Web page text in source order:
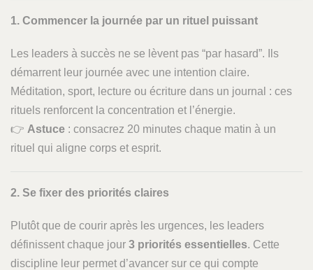
1. Commencer la journée par un rituel puissant
Les leaders à succès ne se lèvent pas “par hasard”. Ils
démarrent leur journée avec une intention claire.
Méditation, sport, lecture ou écriture dans un journal : ces
rituels renforcent la concentration et l’énergie.
👉 Astuce : consacrez 20 minutes chaque matin à un
rituel qui aligne corps et esprit.
2. Se fixer des priorités claires
Plutôt que de courir après les urgences, les leaders
définissent chaque jour 3 priorités essentielles. Cette
discipline leur permet d’avancer sur ce qui compte